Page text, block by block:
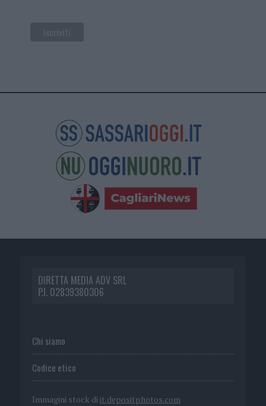
DIRETTA MEDIA ADV SRL
P.I. 02839380306
Chi siamo
Codice etico
Immagini stock di it.depositphotos.com